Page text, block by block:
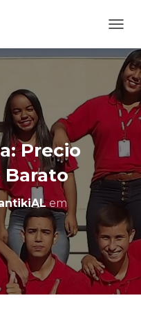
L
T
E
R
N
A
N
A
E
G
O
Precio
Barato
em